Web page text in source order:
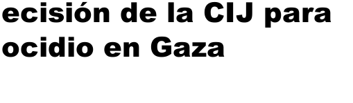
de la CIJ para
en Gaza